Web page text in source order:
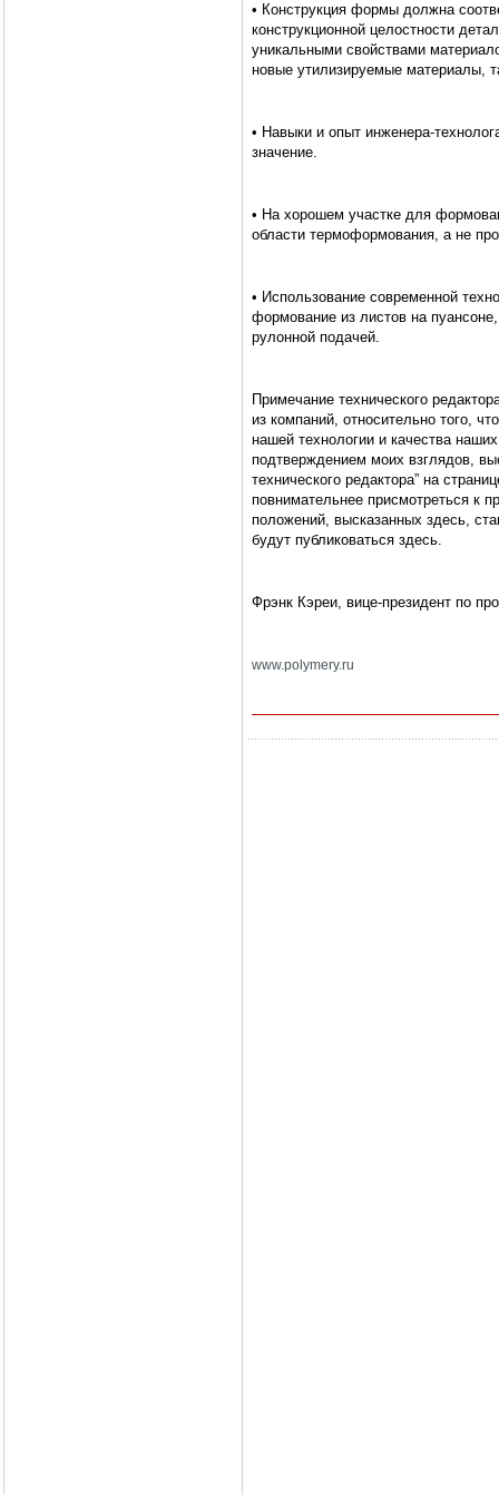
• Конструкция формы должна
конструкционной целостности
уникальными свойствами
новые утилизируемые материалы,
• Навыки и опыт инженера-
значение.
• На хорошем участке для
области термоформования, а не
• Использование современной
формование из листов на
рулонной подачей.
Примечание технического
из компаний, относительно того,
нашей технологии и качества
подтверждением моих взглядов,
технического редактора” на
повнимательнее присмотреться к
положений, высказанных здесь,
будут публиковаться здесь.
Фрэнк Кэреи, вице-президент по
www.polymery.ru